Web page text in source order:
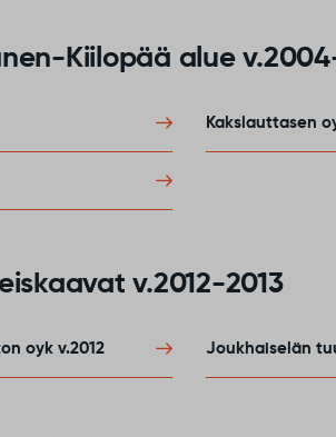
Kiilopää alue
Kakslauttasen
v.2012-2013
oyk v.2012 Joukhaiselän